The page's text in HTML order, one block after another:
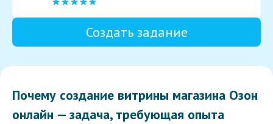
Создать задание
Почему создание витрины магазина Озон
онлайн — задача, требующая опыта